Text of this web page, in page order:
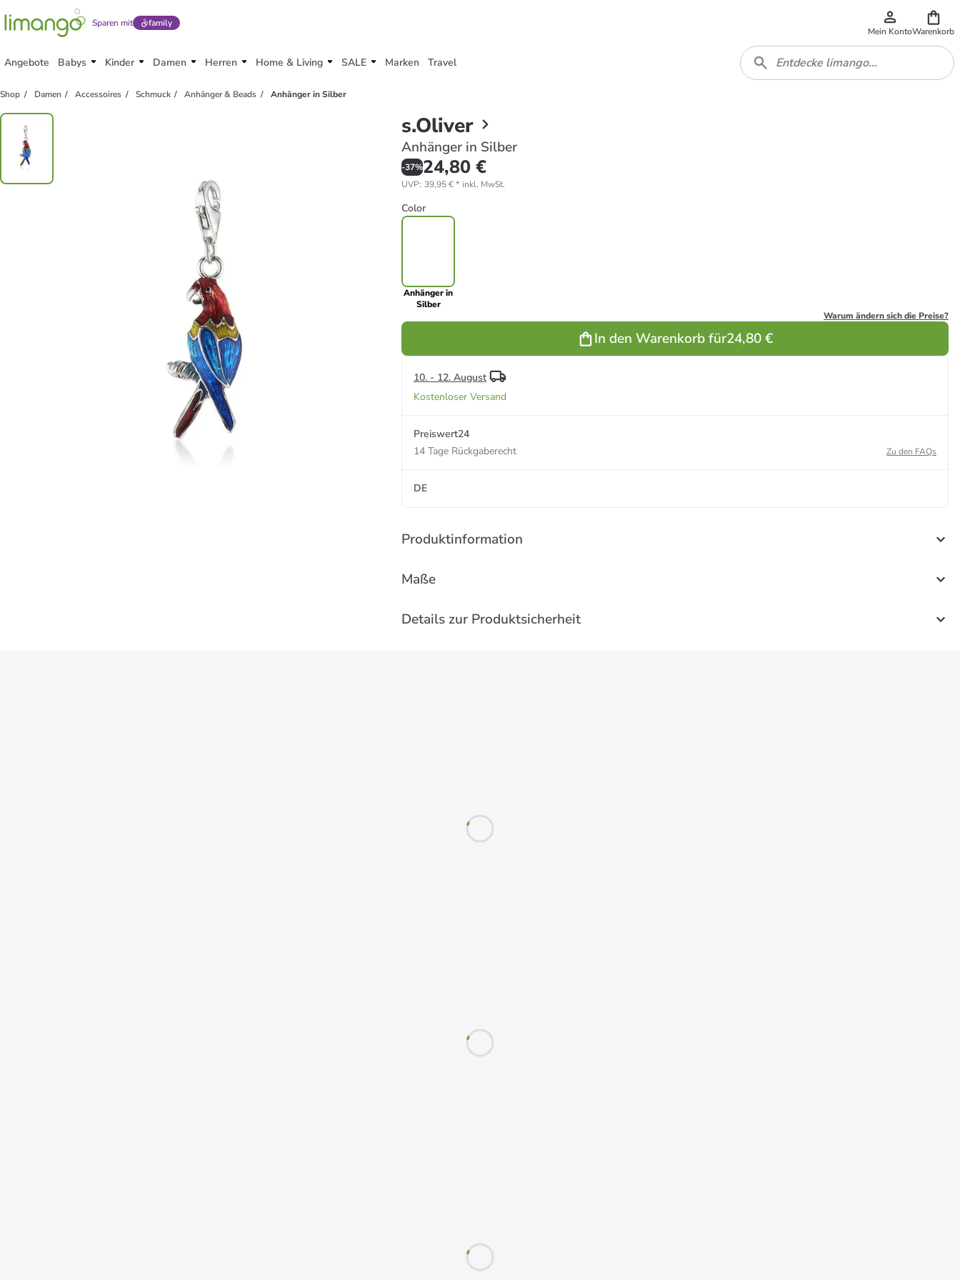
Sparen mit family
Mein KontoWarenkorb
Angebote Babys Kinder Damen Herren Home & Living SALE Marken Travel
Shop Damen Accessoires Schmuck Anhänger & Beads Anhänger in Silber
s.Oliver
Anhänger in Silber
-37%24,80 €
UVP: 39,95 €* inkl. MwSt.
Color
Anhänger in
Silber
Warum ändern sich die Preise?
In den Warenkorb für24,80 €
10. - 12. August
Kostenloser Versand
Preiswert24
14 Tage Rückgaberecht
Zu den FAQs
DE
Produktinformation
Maße
Details zur Produktsicherheit